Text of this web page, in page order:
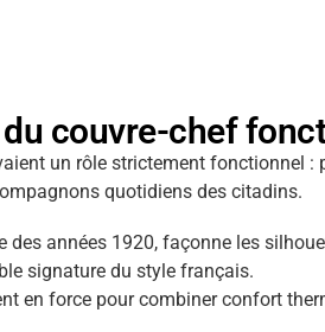
du couvre-chef
un rôle strictement fonctionnel
quotidiens des citadins.
des années 1920, façonne les
signature du style français.
en force pour combiner confort